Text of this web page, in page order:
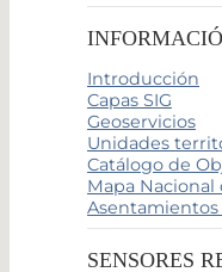
Introducción
Capas SIG
Geoservicios
Unidades
Catálogo de
Mapa
SENSORES